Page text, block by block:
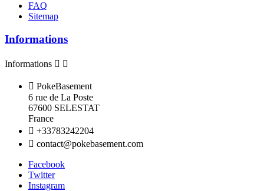
FAQ
Sitemap
Informations
Informations  
 PokeBasement
6 rue de La Poste
67600 SELESTAT
France
 +33783242204
 contact@pokebasement.com
Facebook
Twitter
Instagram